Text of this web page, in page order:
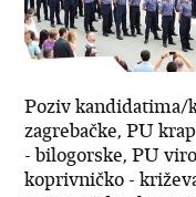
Poziv kandidatima/
zagrebačke, PU
- bilogorske, PU
koprivničko -